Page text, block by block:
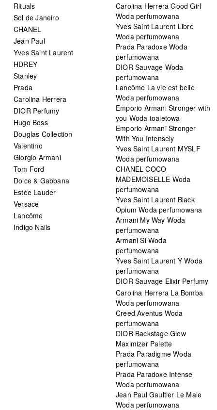
Rituals
Sol de Janeiro
CHANEL
Jean Paul
Yves Saint Laurent
HDREY
Stanley
Prada
Carolina Herrera
DIOR Perfumy
Hugo Boss
Douglas Collection
Valentino
Giorgio Armani
Tom Ford
Dolce & Gabbana
Estée Lauder
Versace
Lancôme
Indigo Nails
Carolina Herrera Good Girl
Woda perfumowana
Yves Saint Laurent Libre
Woda perfumowana
Prada Paradoxe Woda
perfumowana
DIOR Sauvage Woda
perfumowana
Lancôme La vie est belle
Woda perfumowana
Emporio Armani Stronger with
you Woda toaletowa
Emporio Armani Stronger
With You Intensely
Yves Saint Laurent MYSLF
Woda perfumowana
CHANEL COCO
MADEMOISELLE Woda
perfumowana
Yves Saint Laurent Black
Opium Woda perfumowana
Armani My Way Woda
perfumowana
Armani Si Woda
perfumowana
Yves Saint Laurent Y Woda
perfumowana
DIOR Sauvage Elixir Perfumy
Carolina Herrera La Bomba
Woda perfumowana
Creed Aventus Woda
perfumowana
DIOR Backstage Glow
Maximizer Palette
Prada Paradigme Woda
perfumowana
Prada Paradoxe Intense
Woda perfumowana
Jean Paul Gaultier Le Male
Woda perfumowana